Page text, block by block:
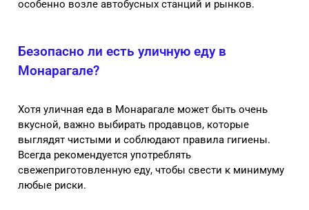
особенно возле автобусных станций и рынков.
Безопасно ли есть уличную еду в
Монарагале?
Хотя уличная еда в Монарагале может быть очень
вкусной, важно выбирать продавцов, которые
выглядят чистыми и соблюдают правила гигиены.
Всегда рекомендуется употреблять
свежеприготовленную еду, чтобы свести к минимуму
любые риски.